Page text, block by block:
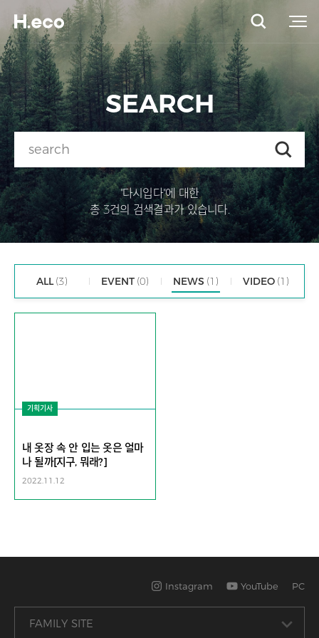
SEARCH
"다시입다"에 대한
총 3건의 검색결과가 있습니다.
ALL (3) EVENT (0) NEWS (1) VIDEO (1)
기획기사
내 옷장 속 안 입는 옷은 얼마
나 될까[지구, 뭐래?]
2022.11.12
Instagram YouTube PC